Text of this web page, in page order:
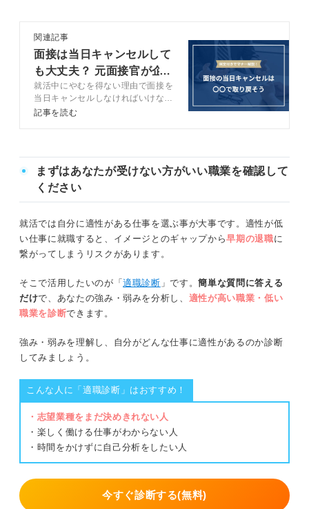
体調不良であることをだらだらと長く話さ
ない
日程変更やWEB面接の希望が通らないケー
スもあると理解しておく
面接当日に体調不良になったら企業へのマナーを徹
関連記事
面接は当日キャンセルして
も大丈夫？ 元面接官が企
業の本音を解説
就活中にやむを得ない理由で面接を
当日キャンセルしなければいけなく
なる場合、その後問題なく選考を続
際のメール例文や電話での会話例も
紹介します。
記事を読む
まずはあなたが受けない方がいい職業を確認して
ください
就活では自分に適性がある仕事を選ぶ事が大事です。適性が低
い仕事に就職すると、イメージとのギャップから早期の退職に
繋がってしまうリスクがあります。
そこで活用したいのが「適職診断 」です。簡単な質問に答える
だけで、あなたの強み・弱みを分析し、 適性が高い職業・低い
職業を診断できます。
強み・弱みを理解し、自分がどんな仕事に適性があるのか診断
してみましょう。
こんな人に「適職診断」はおすすめ！
・志望業種をまだ決めきれない人
・楽しく働ける仕事がわからない人
・時間をかけずに自己分析をしたい人
今すぐ診断する(無料)
熱意をしっかりと見せる
日程変更したい場合ははっきりと伝える
面接前の体調不良の連絡で伝える内容
②体調不良であること
③日程の変更を希望する場合はその旨と変更希望日
④調整の御礼とお詫び
辞退する場合
WEB面接を希望する場合
面接前にメールで体調不良を伝える例
辞退する場合
WEB面接を希望する場合